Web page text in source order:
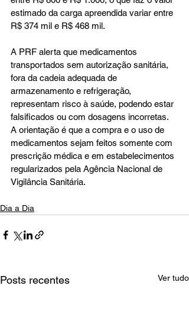
estimado da carga apreendida variar entre
R$ 374 mil e R$ 468 mil.
A PRF alerta que medicamentos
transportados sem autorização sanitária,
fora da cadeia adequada de
armazenamento e refrigeração,
representam risco à saúde, podendo estar
falsificados ou com dosagens incorretas.
A orientação é que a compra e o uso de
medicamentos sejam feitos somente com
prescrição médica e em estabelecimentos
regularizados pela Agência Nacional de
Vigilância Sanitária.
Dia a Dia
Posts recentes Ver tudo